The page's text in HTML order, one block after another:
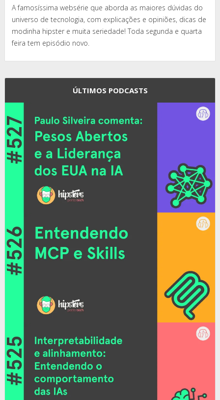
A famosíssima websérie que aborda as maiores dúvidas do
universo de tecnologia, com explicações e opiniões, dicas de
modinha hipster e muita seriedade! Toda segunda e quarta
feira tem episódio novo.
ÚLTIMOS PODCASTS